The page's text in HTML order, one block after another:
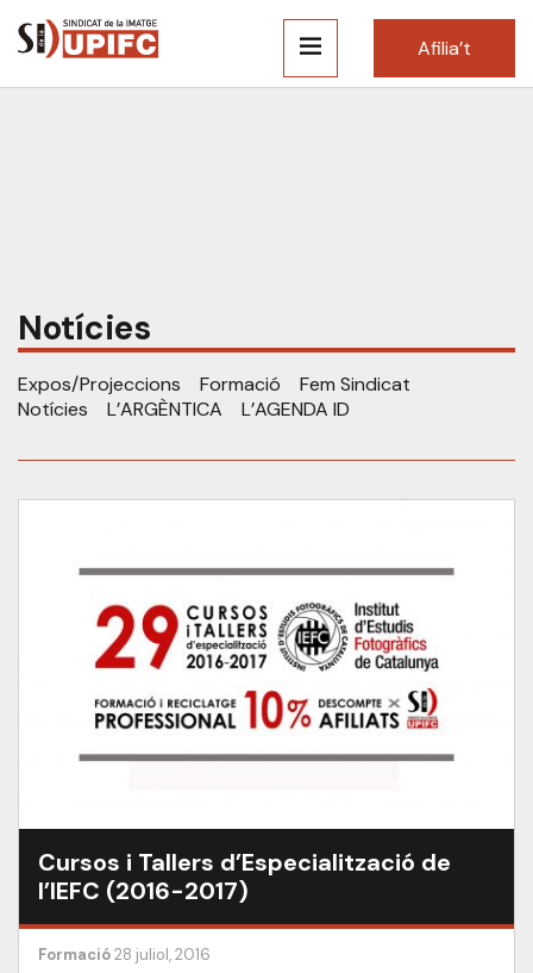
Afilia’t
Notícies
Expos/Projeccions Formació
Fem Sindicat
Notícies
L’ARGÈNTICA L’AGENDA ID
Cursos i Tallers d’Especialització de
l’IEFC (2016-2017)
Formació28 juliol, 2016